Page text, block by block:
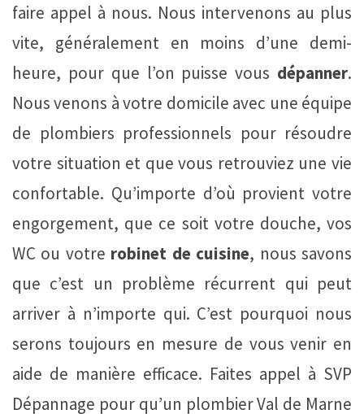
faire appel à nous. Nous intervenons au plus
vite, généralement en moins d’une demi-
heure, pour que l’on puisse vous dépanner.
Nous venons à votre domicile avec une équipe
de plombiers professionnels pour résoudre
votre situation et que vous retrouviez une vie
confortable. Qu’importe d’où provient votre
engorgement, que ce soit votre douche, vos
WC ou votre robinet de cuisine, nous savons
que c’est un problème récurrent qui peut
arriver à n’importe qui. C’est pourquoi nous
serons toujours en mesure de vous venir en
aide de manière efficace. Faites appel à SVP
Dépannage pour qu’un plombier Val de Marne